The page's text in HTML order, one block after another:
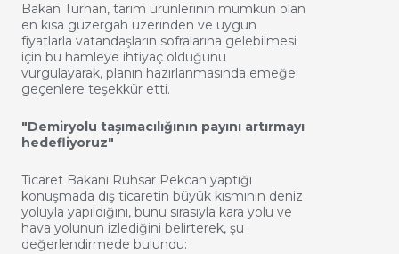
Bakan Turhan, tarım ürünlerinin mümkün olan
en kısa güzergah üzerinden ve uygun
fiyatlarla vatandaşların sofralarına gelebilmesi
için bu hamleye ihtiyaç olduğunu
vurgulayarak, planın hazırlanmasında emeğe
geçenlere teşekkür etti.
"Demiryolu taşımacılığının payını artırmayı
hedefliyoruz"
Ticaret Bakanı Ruhsar Pekcan yaptığı
konuşmada dış ticaretin büyük kısmının deniz
yoluyla yapıldığını, bunu sırasıyla kara yolu ve
hava yolunun izlediğini belirterek, şu
değerlendirmede bulundu: